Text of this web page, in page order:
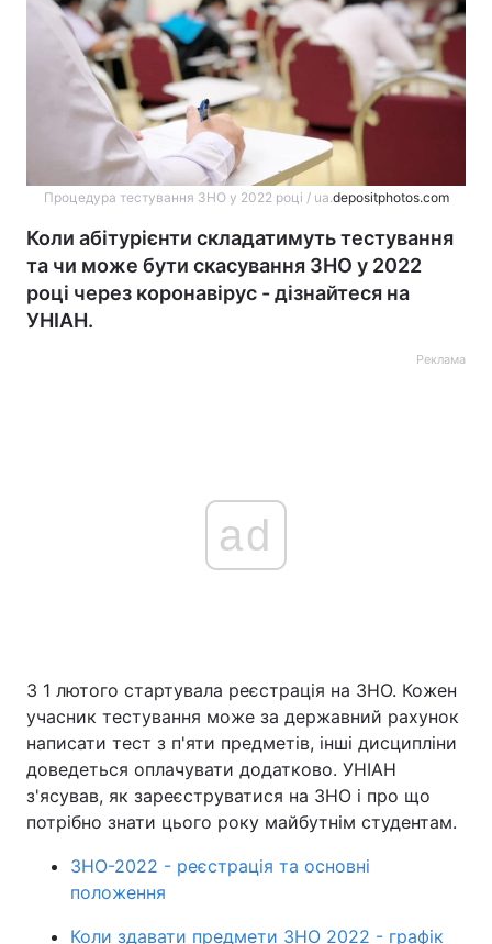
Економіка Світ
Спорт Наука
Зброя
Процедура тестування ЗНО у 2022 році / ua.depositphotos.com
Коли абітурієнти складатимуть тестування
та чи може бути скасування ЗНО у 2022
році через коронавірус - дізнайтеся на
УНІАН.
Реклама
ad
З 1 лютого стартувала реєстрація на ЗНО. Кожен
учасник тестування може за державний рахунок
написати тест з п'яти предметів, інші дисципліни
доведеться оплачувати додатково. УНІАН
з'ясував, як зареєструватися на ЗНО і про що
потрібно знати цього року майбутнім студентам.
ЗНО-2022 - реєстрація та основні
положення
Коли здавати предмети ЗНО 2022 - графік